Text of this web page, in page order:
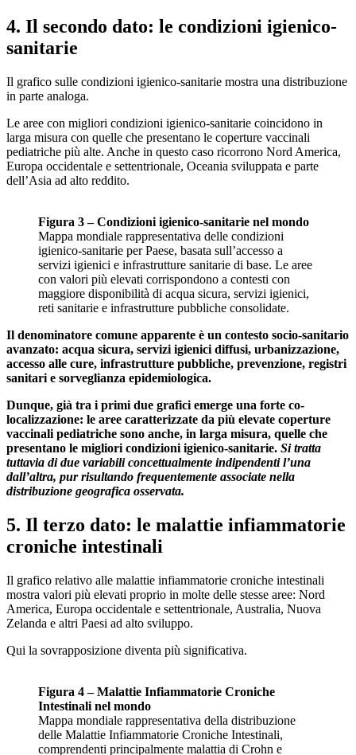
4. Il secondo dato: le condizioni igienico-
sanitarie
Il grafico sulle condizioni igienico-sanitarie mostra una distribuzione
in parte analoga.
Le aree con migliori condizioni igienico-sanitarie coincidono in
larga misura con quelle che presentano le coperture vaccinali
pediatriche più alte. Anche in questo caso ricorrono Nord America,
Europa occidentale e settentrionale, Oceania sviluppata e parte
dell’Asia ad alto reddito.
Figura 3 – Condizioni igienico-sanitarie nel mondo
Mappa mondiale rappresentativa delle condizioni
igienico-sanitarie per Paese, basata sull’accesso a
servizi igienici e infrastrutture sanitarie di base. Le aree
con valori più elevati corrispondono a contesti con
maggiore disponibilità di acqua sicura, servizi igienici,
reti sanitarie e infrastrutture pubbliche consolidate.
Il denominatore comune apparente è un contesto socio-sanitario
avanzato: acqua sicura, servizi igienici diffusi, urbanizzazione,
accesso alle cure, infrastrutture pubbliche, prevenzione, registri
sanitari e sorveglianza epidemiologica.
Dunque, già tra i primi due grafici emerge una forte co-
localizzazione: le aree caratterizzate da più elevate coperture
vaccinali pediatriche sono anche, in larga misura, quelle che
presentano le migliori condizioni igienico-sanitarie. Si tratta
tuttavia di due variabili concettualmente indipendenti l’una
dall’altra, pur risultando frequentemente associate nella
distribuzione geografica osservata.
5. Il terzo dato: le malattie infiammatorie
croniche intestinali
Il grafico relativo alle malattie infiammatorie croniche intestinali
mostra valori più elevati proprio in molte delle stesse aree: Nord
America, Europa occidentale e settentrionale, Australia, Nuova
Zelanda e altri Paesi ad alto sviluppo.
Qui la sovrapposizione diventa più significativa.
Figura 4 – Malattie Infiammatorie Croniche
Intestinali nel mondo
Mappa mondiale rappresentativa della distribuzione
delle Malattie Infiammatorie Croniche Intestinali,
comprendenti principalmente malattia di Crohn e